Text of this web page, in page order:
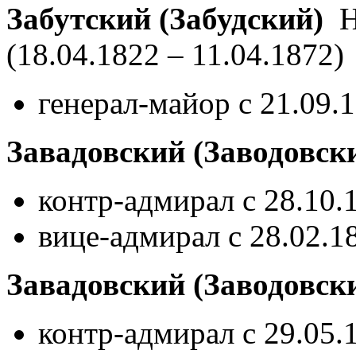
Забутский (Забудский)
(18.04.1822 – 11.04.1872)
генерал-майор с
Завадовский
контр-адмирал с
вице-адмирал с
Завадовский
контр-адмирал с